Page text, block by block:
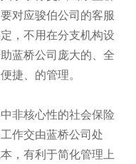
对应骏伯公司的客服
，不用在分支机构设
蓝桥公司庞大的、全
捷、的管理。
非核心性的社会保险
作交由蓝桥公司处
，有利于简化管理上